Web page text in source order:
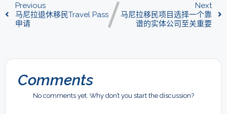
Previous
马尼拉退休移民Travel Pass
申请
Next
马尼拉移民项目选择一个靠
谱的实体公司至关重要
Comments
No comments yet. Why don’t you start the discussion?